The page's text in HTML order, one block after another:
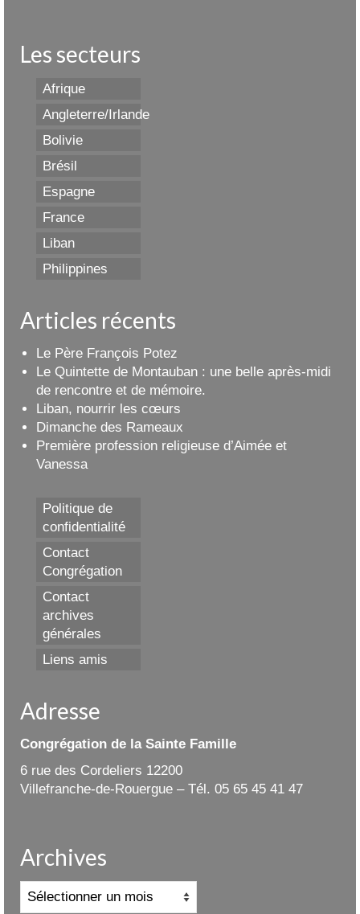
Les secteurs
Afrique
Angleterre/Irlande
Bolivie
Brésil
Espagne
France
Liban
Philippines
Articles récents
Le Père François Potez
Le Quintette de Montauban : une belle après-midi
de rencontre et de mémoire.
Liban, nourrir les cœurs
Dimanche des Rameaux
Première profession religieuse d’Aimée et
Vanessa
Politique de
confidentialité
Contact
Congrégation
Contact
archives
générales
Liens amis
Adresse
Congrégation de la Sainte Famille
6 rue des Cordeliers 12200
Villefranche-de-Rouergue – Tél. 05 65 45 41 47
Archives
Archives